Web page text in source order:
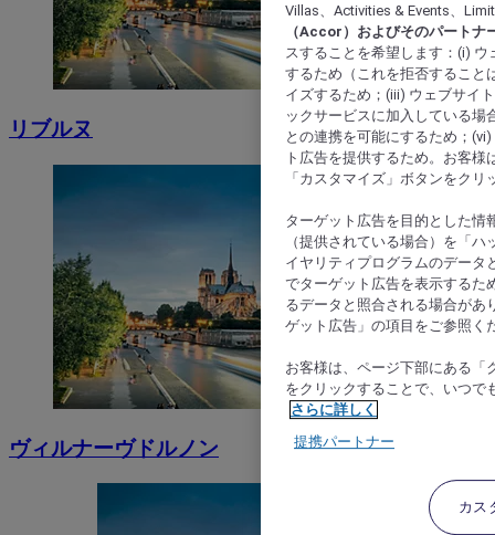
リブルヌ
ヴィルナーヴドルノン
Villas、Activities & Events、
（Accor）およびそのパートナ
スすることを希望します：(i)
するため（これを拒否すること
イズするため；(iii) ウェブサイ
ックサービスに加入している場
との連携を可能にするため；
ト広告を提供するため。お客
「カスタマイズ」ボタンをク
ターゲット広告を目的とした情
（提供されている場合）を「
イヤリティプログラムのデータ
でターゲット広告を表示するた
るデータと照合される場合があ
ゲット広告」の項目をご参照く
お客様は、ページ下部にある「
をクリックすることで、いつで
さらに詳しく
提携パートナー
カス